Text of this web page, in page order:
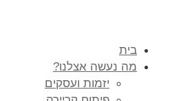
בית
מה נעשה אצלנו?
יזמות ועסקים